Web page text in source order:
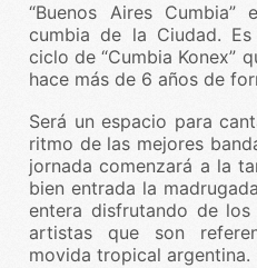
“Buenos Aires
cumbia de la Ciudad.
ciclo de “Cumbia Konex”
hace más de 6 años de
Será un espacio para
ritmo de las mejores
jornada comenzará a la
bien entrada la
entera disfrutando de
artistas que son
movida tropical argentina.